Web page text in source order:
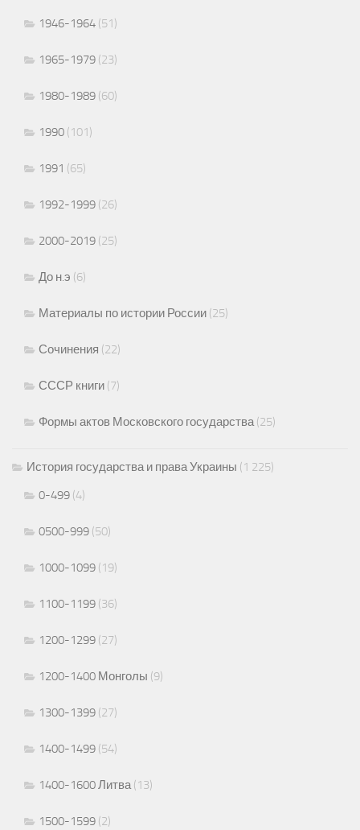
1946-1964 (51)
1965-1979 (23)
1980-1989 (60)
1990 (101)
1991 (65)
1992-1999 (26)
2000-2019 (25)
До н.э (6)
Материалы по истории России (25)
Сочинения (22)
СССР книги (7)
Формы актов Московского государства(25)
История государства и права Украины (1 225)
0-499 (4)
0500-999 (50)
1000-1099 (19)
1100-1199 (36)
1200-1299 (27)
1200-1400 Монголы (9)
1300-1399 (27)
1400-1499 (54)
1400-1600 Литва(13)
1500-1599 (2)